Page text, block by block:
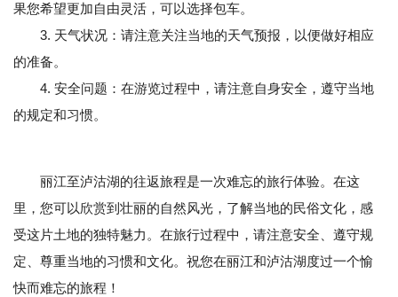
果您希望更加自由灵活，可以选择包车。
3. 天气状况：请注意关注当地的天气预报，以便做好相应
的准备。
4. 安全问题：在游览过程中，请注意自身安全，遵守当地
的规定和习惯。
丽江至泸沽湖的往返旅程是一次难忘的旅行体验。在这
里，您可以欣赏到壮丽的自然风光，了解当地的民俗文化，感
受这片土地的独特魅力。在旅行过程中，请注意安全、遵守规
定、尊重当地的习惯和文化。祝您在丽江和泸沽湖度过一个愉
快而难忘的旅程！